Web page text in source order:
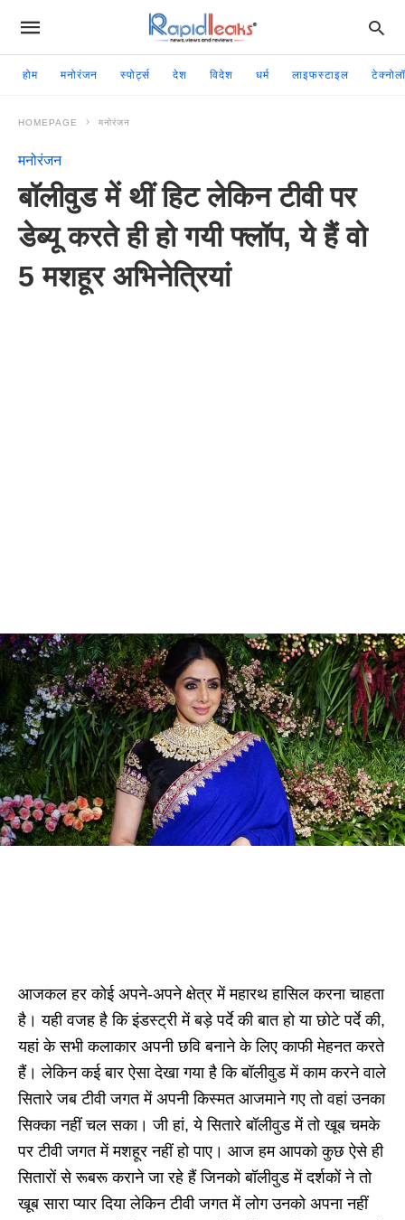
होम मनोरंजन स्पोर्ट्स देश विदेश धर्म लाइफस्टाइल
HOMEPAGE मनोरंजन
मनोरंजन
बॉलीवुड में थीं हिट लेकिन टीवी पर
डेब्यू करते ही हो गयी फ्लॉप, ये हैं वो
5 मशहूर अभिनेत्रियां
आजकल हर कोई अपने-अपने क्षेत्र में महारथ हासिल करना चाहता
है। यही वजह है कि इंडस्ट्री में बड़े पर्दे की बात हो या छोटे पर्दे की,
यहां के सभी कलाकार अपनी छवि बनाने के लिए काफी मेहनत करते
हैं। लेकिन कई बार ऐसा देखा गया है कि बॉलीवुड में काम करने वाले
सितारे जब टीवी जगत में अपनी किस्मत आजमाने गए तो वहां उनका
सिक्का नहीं चल सका। जी हां, ये सितारे बॉलीवुड में तो खूब चमके
पर टीवी जगत में मशहूर नहीं हो पाए। आज हम आपको कुछ ऐसे ही
सितारों से रूबरू कराने जा रहे हैं जिनको बॉलीवुड में दर्शकों ने तो
खूब सारा प्यार दिया लेकिन टीवी जगत में लोग उनको अपना नहीं